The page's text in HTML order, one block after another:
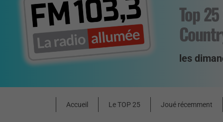
Top
les
Accueil Le TOP 25 Joué récemment